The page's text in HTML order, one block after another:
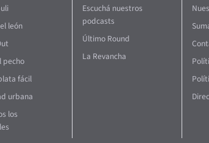
león
pecho
fácil
urbana
los
Escuchá nuestros
podcasts
Último Round
La Revancha